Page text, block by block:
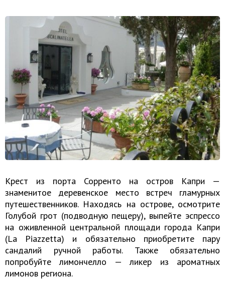
Крест из порта Сорренто на остров Капри —
знаменитое деревенское место встреч гламурных
путешественников. Находясь на острове, осмотрите
Голубой грот (подводную пещеру), выпейте эспрессо
на оживленной центральной площади города Капри
(La Piazzetta) и обязательно приобретите пару
сандалий ручной работы. Также обязательно
попробуйте лимончелло — ликер из ароматных
лимонов региона.